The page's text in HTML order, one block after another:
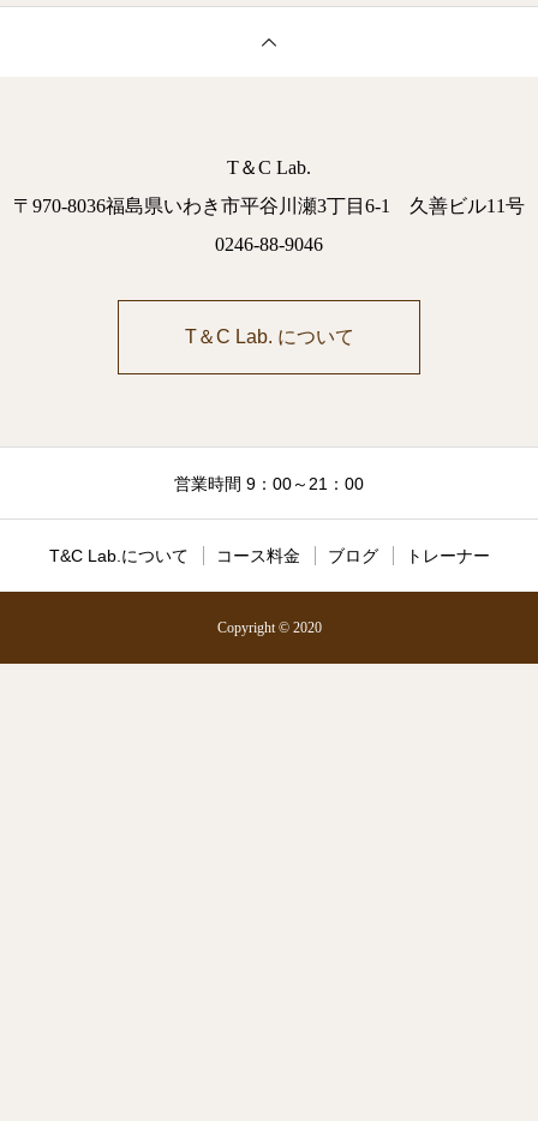
T＆C Lab.
〒970-8036福島県いわき市平谷川瀬3丁目6-1 久善ビル11号
0246-88-9046
T＆C Lab. について
営業時間 9：00～21：00
T&C Lab.について コース料金 ブログ トレーナー
Copyright © 2020